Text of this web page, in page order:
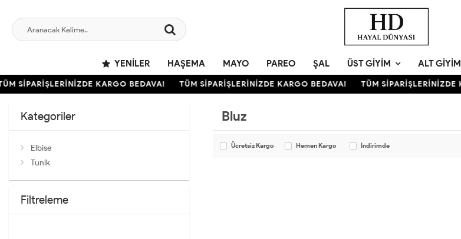
YENILER HAŞEMA MAYO PAREO ŞAL ÜST GIYIM ALT GIYIM
SİPARİŞLERİNİZDE KARGO BEDAVA! TÜM SİPARİŞLERİNİZDE KARGO BEDAVA! TÜM SİPARİŞLERİNİZDE
Kategoriler
Elbise
Tunik
Filtreleme
Bluz
Ücretsiz Kargo Hemen Kargo İndirimde